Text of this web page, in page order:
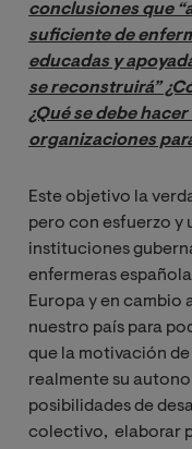
conclusiones que
suficiente de
educadas y
se reconstruirá”
¿Qué se debe
organizaciones
Este objetivo la
pero con esfuerzo y
instituciones
enfermeras
Europa y en cambio
nuestro país para
que la motivación
realmente su
posibilidades de
colectivo, elaborar